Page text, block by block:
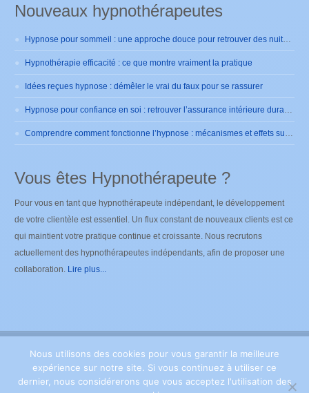
Nouveaux hypnothérapeutes
Hypnothérapie efficacité : ce que montre vraiment la pratique
Idées reçues hypnose : démêler le vrai du faux pour se rassurer
Vous êtes Hypnothérapeute ?
Pour vous en tant que hypnothérapeute indépendant, le développement
de votre clientèle est essentiel. Un flux constant de nouveaux clients est ce
qui maintient votre pratique continue et croissante. Nous recrutons
actuellement des hypnothérapeutes indépendants, afin de proposer une
collaboration. Lire plus...
Copyright ©2026Hypnose Brabant Wallon. Tous droits
réservés. Powered by Privium – Des services qui soutiennent vos soins.
Pour psychologues, psychotherapeutes et hypnotherapeutes.Privium –
Des services qui soutiennent vos soins. Pour psychologues,
Nous utilisons des cookies pour vous garantir la meilleure
expérience sur notre site. Si vous continuez à utiliser ce
dernier, nous considérerons que vous acceptez l'utilisation des